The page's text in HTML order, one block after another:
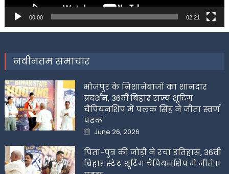
00:00 02:21
नवीनतम समाचार
भोजपुर के निशानेबाजों का शानदार
प्रदर्शन, 36वीं बिहार राज्य शूटिंग
चैंपियनशिप में पलक सिंह ने जीता स्वर्ण
पदक
Posted
on
June 26, 2026
पिता-पुत्र की जोड़ी ने रचा इतिहास, 36वीं
बिहार स्टेट शूटिंग चैंपियनशिप में जीते 11